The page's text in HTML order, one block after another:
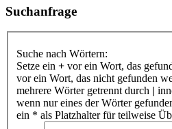
Suchanfrage
Suche nach Wörtern:
Setze ein + vor ein Wort, das
vor ein Wort, das nicht gefunden
mehrere Wörter getrennt durch |
wenn nur eines der Wörter
ein * als Platzhalter für teilweise